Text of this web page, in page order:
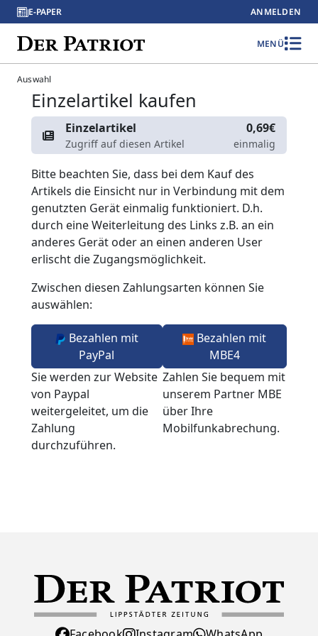
E-PAPER ANMELDEN
MENÜ
Auswahl
Einzelartikel kaufen
Einzelartikel
Zugriff auf diesen Artikel
0,69€
einmalig
Bitte beachten Sie, dass bei dem Kauf des
Artikels die Einsicht nur in Verbindung mit dem
genutzten Gerät einmalig funktioniert. D.h.
durch eine Weiterleitung des Links z.B. an ein
anderes Gerät oder an einen anderen User
erlischt die Zugangsmöglichkeit.
Zwischen diesen Zahlungsarten können Sie
auswählen:
Bezahlen mit
PayPal
Sie werden zur Website
von Paypal
weitergeleitet, um die
Zahlung
durchzuführen.
Bezahlen mit
MBE4
Zahlen Sie bequem mit
unserem Partner MBE
über Ihre
Mobilfunkabrechung.